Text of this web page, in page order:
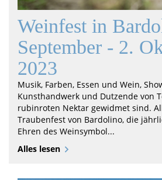
Weinfest in
September - 2.
2023
Musik, Farben, Essen und Wein,
Kunsthandwerk und Dutzende von
rubinroten Nektar gewidmet sind.
Traubenfest von Bardolino, die
Ehren des Weinsymbol...
Alles lesen